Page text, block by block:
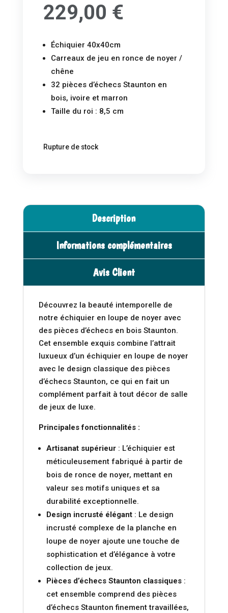
229,00 €
Échiquier 40x40cm
Carreaux de jeu en ronce de noyer /
chêne
32 pièces d’échecs Staunton en
bois, ivoire et marron
Taille du roi : 8,5 cm
Rupture de stock
Description
Informations complémentaires
Avis Client
Découvrez la beauté intemporelle de
notre échiquier en loupe de noyer avec
des pièces d’échecs en bois Staunton.
Cet ensemble exquis combine l’attrait
luxueux d’un échiquier en loupe de noyer
avec le design classique des pièces
d’échecs Staunton, ce qui en fait un
complément parfait à tout décor de salle
de jeux de luxe.
Principales fonctionnalités :
Artisanat supérieur: L’échiquier est
méticuleusement fabriqué à partir de
bois de ronce de noyer, mettant en
valeur ses motifs uniques et sa
durabilité exceptionnelle.
Design incrusté élégant: Le design
incrusté complexe de la planche en
loupe de noyer ajoute une touche de
sophistication et d’élégance à votre
collection de jeux.
Pièces d’échecs Staunton classiques:
cet ensemble comprend des pièces
d’échecs Staunton finement travaillées,